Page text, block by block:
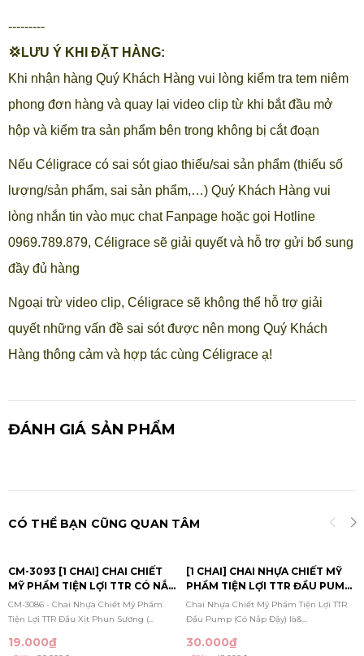
---------
💢LƯU Ý KHI ĐẶT HÀNG:
Khi nhận hàng Quý Khách Hàng vui lòng kiểm tra tem niêm
phong đơn hàng và quay lại video clip từ khi bắt đầu mở
hộp và kiểm tra sản phẩm bên trong không bị cắt đoạn
Nếu Céligrace có sai sót giao thiếu/sai sản phẩm (thiếu số
lượng/sản phẩm, sai sản phẩm,…) Quý Khách Hàng vui
lòng nhắn tin vào mục chat Fanpage hoặc gọi Hotline
0969.789.879, Céligrace sẽ giải quyết và hỗ trợ gửi bổ sung
đầy đủ hàng
Ngoại trừ video clip, Céligrace sẽ không thể hỗ trợ giải
quyết những vấn đề sai sót được nên mong Quý Khách
Hàng thông cảm và hợp tác cùng Céligrace ạ!
ĐÁNH GIÁ SẢN PHẨM
CÓ THỂ BẠN CŨNG QUAN TÂM
CM-3093 [1 CHAI] CHAI CHIẾT
MỸ PHẨM TIỆN LỢI TTR CÓ NẮP
BẬT 50ML (TÍM)
CM-3086 - Chai Nhựa Chiết Mỹ Phẩm
Tiện Lợi TTR Đầu Xịt Phun Sương (...
19.000₫
[1 CHAI] CHAI NHỰA CHIẾT MỸ
PHẨM TIỆN LỢI TTR ĐẦU PUMP
(CÓ NẮP ĐẬY)
Chai Nhựa Chiết Mỹ Phẩm Tiện Lợi TTR
Đầu Pump (Có Nắp Đậy) là&...
30.000₫